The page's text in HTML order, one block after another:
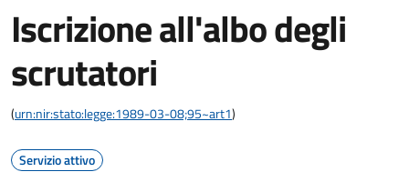
Iscrizione all'albo degli
scrutatori
(urn:nir:stato:legge:1989-03-08;95~art1)
Servizio attivo